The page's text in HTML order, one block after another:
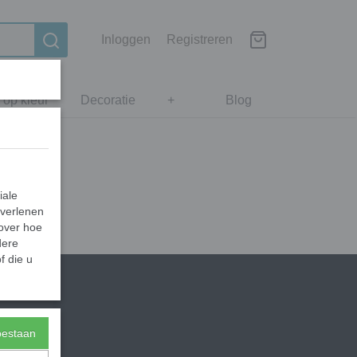
Inloggen Registreren
Blog
op kleur Decoratie +
hoe
die u